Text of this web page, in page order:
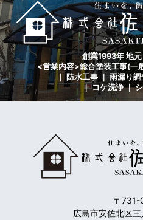
創業1993年 地
<営業内容>総合塗装工事(一
｜ 防水工事 ｜ 雨漏り
｜ コケ洗浄 ｜
〒731-
広島市安佐北区